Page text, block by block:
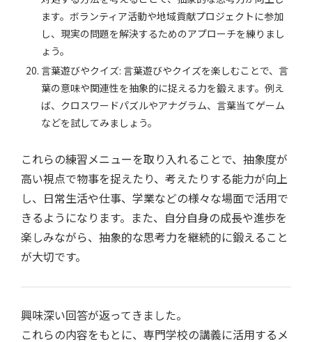
ます。ボランティア活動や地域貢献プロジェクトに参加
し、現実の問題を解決するためのアプローチを練りまし
ょう。
言葉遊びやクイズ: 言葉遊びやクイズを楽しむことで、言
葉の意味や関連性を抽象的に捉える力を鍛えます。例え
ば、クロスワードパズルやアナグラム、言葉当てゲーム
などを試してみましょう。
これらの練習メニューを取り入れることで、抽象度が
高い視点で物事を捉えたり、考えたりする能力が向上
し、日常生活や仕事、学業などの様々な場面で活用で
きるようになります。また、自分自身の成長や進歩を
楽しみながら、抽象的な思考力を継続的に鍛えること
が大切です。
興味深い回答が返ってきました。
これらの内容をもとに、専門学校の講義に活用するメ